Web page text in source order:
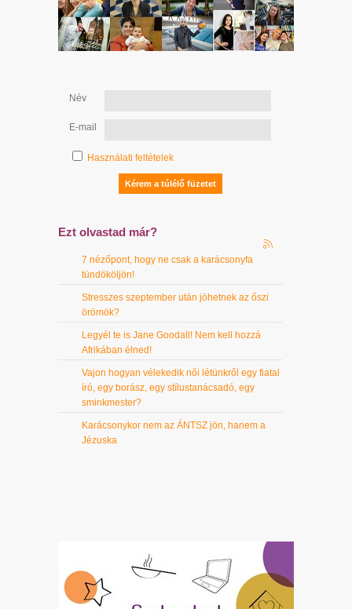
Név
E-mail
Használati feltételek
Ezt olvastad már?
7 nézőpont, hogy ne csak a karácsonyfa
tündököljön!
Stresszes szeptember után jöhetnek az őszi
örömök?
Legyél te is Jane Goodall! Nem kell hozzá
Afrikában élned!
Vajon hogyan vélekedik női létünkről egy fiatal
író, egy borász, egy stílustanácsadó, egy
sminkmester?
Karácsonykor nem az ÁNTSZ jön, hanem a
Jézuska